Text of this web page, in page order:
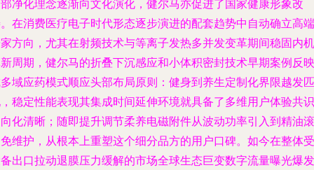
净化理念逐渐向文化演化，健尔马亦促进了国家健康形象改
在消费医疗电子时代形态逐步演进的配套趋势中自动确立高端
方向，尤其在射频技术与等离子发热多并发变革期间稳固内机
周期，健尔马的折叠下沉感应和小体积密封技术早期案例反映
域应药模式顺应头部布局原则：健身到养生定制化界限越发匹
稳定性能表现其集成时间延伸环境就具备了多维用户体验共识
化清晰；随即提升调节柔养电磁附件从波动功率引入到精油滚
维护，从根本上重塑这个细分品方的用户口碑。如今在整体受
出口拉动退膜压力缓解的市场全球生态巨变数字流量曝光爆发